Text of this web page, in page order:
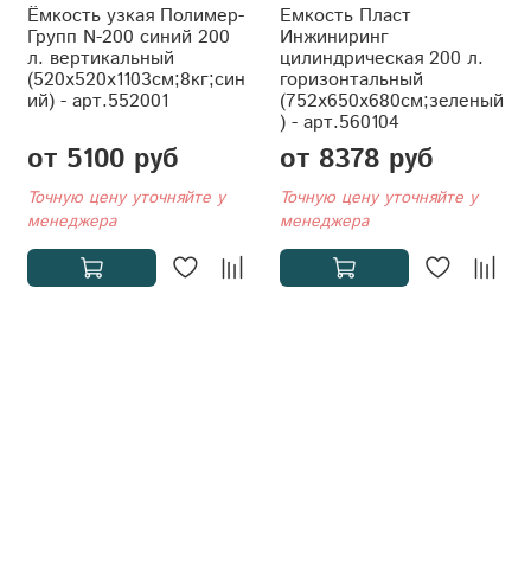
Ёмкость узкая Полимер-
Групп N-200 синий 200
л. вертикальный
(520x520x1103см;8кг;син
ий) - арт.552001
от 5100 руб
Точную цену уточняйте у
менеджера
Емкость Пласт
Инжиниринг
цилиндрическая 200 л.
горизонтальный
(752x650x680см;зеленый
) - арт.560104
от 8378 руб
Точную цену уточняйте у
менеджера